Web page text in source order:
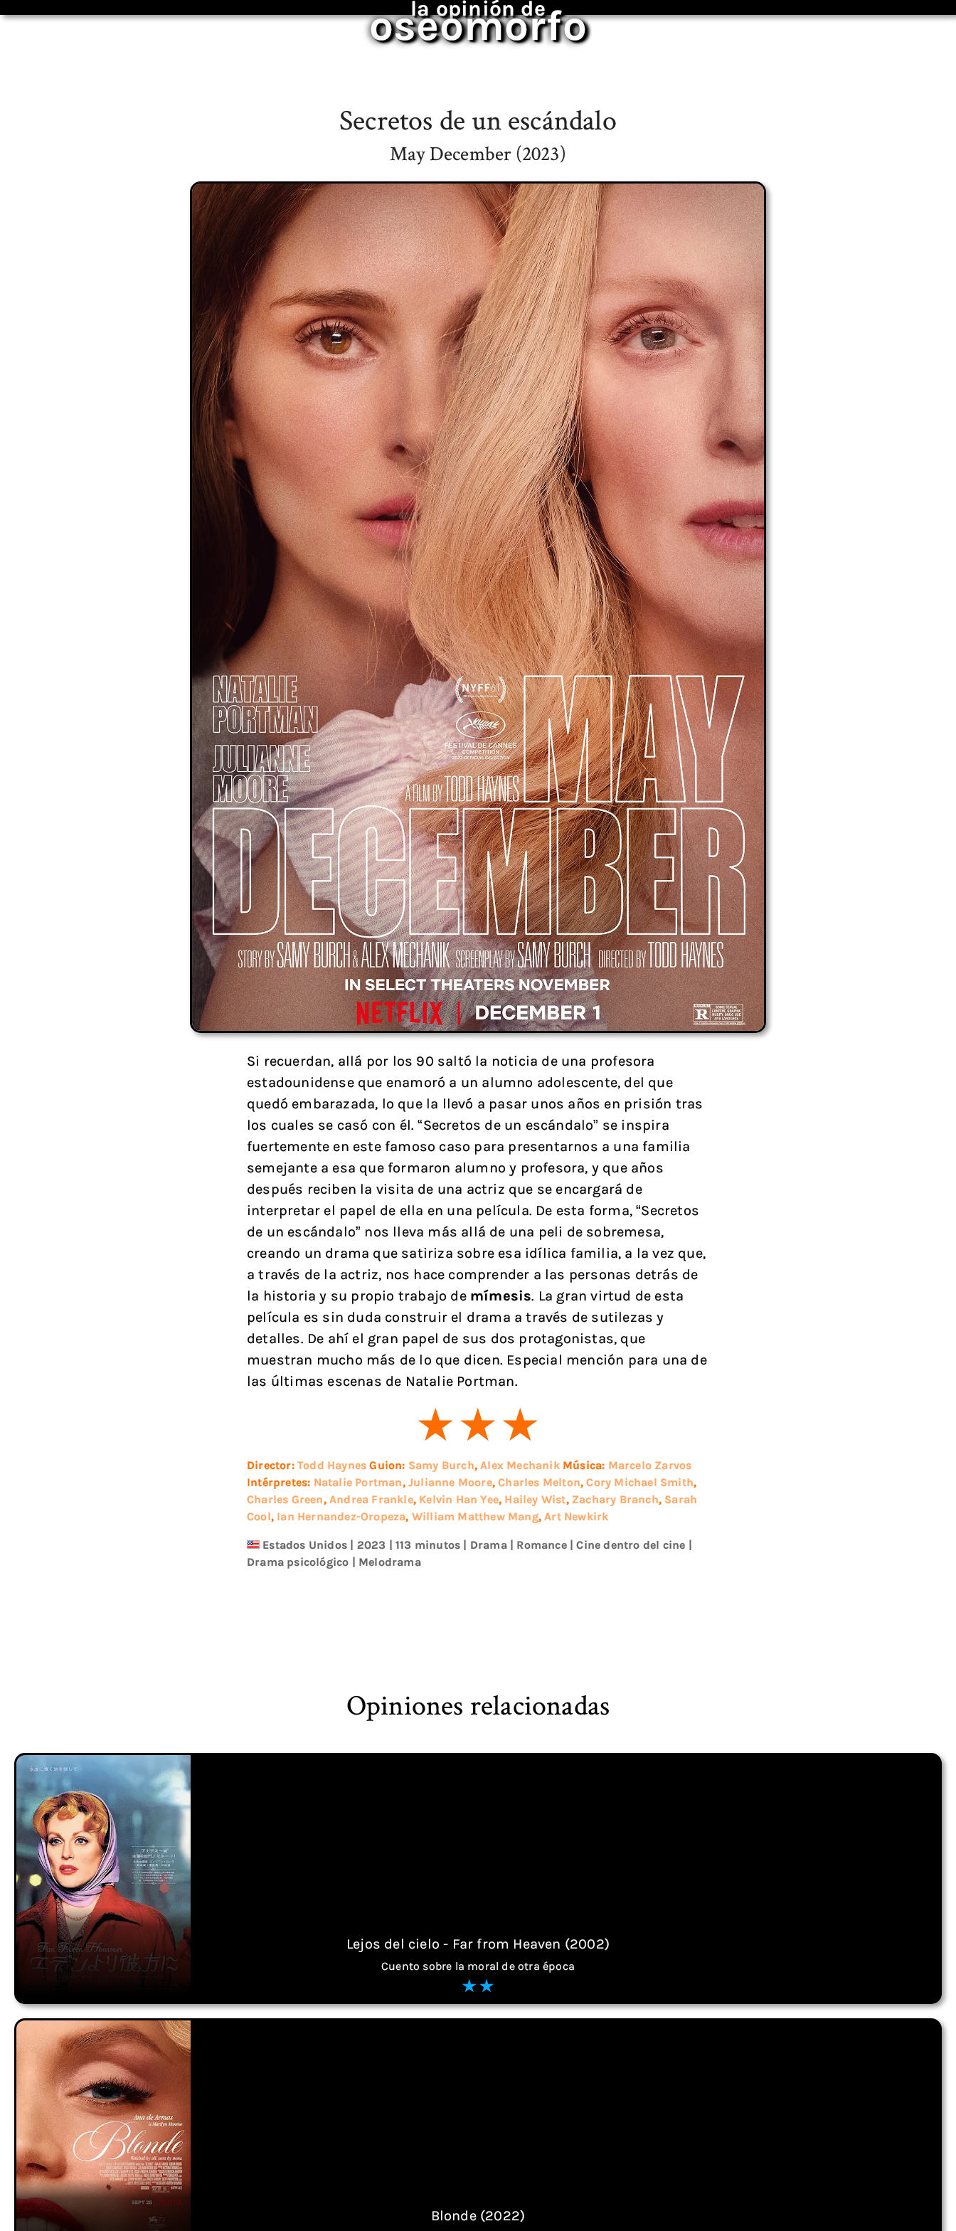
la opinión de
oseomorfo
Secretos de un escándalo
May December (2023)
Si recuerdan, allá por los 90 saltó la noticia de una profesora
estadounidense que enamoró a un alumno adolescente, del que
quedó embarazada, lo que la llevó a pasar unos años en prisión tras
los cuales se casó con él. “Secretos de un escándalo” se inspira
fuertemente en este famoso caso para presentarnos a una familia
semejante a esa que formaron alumno y profesora, y que años
después reciben la visita de una actriz que se encargará de
interpretar el papel de ella en una película. De esta forma, “Secretos
de un escándalo” nos lleva más allá de una peli de sobremesa,
creando un drama que satiriza sobre esa idílica familia, a la vez que,
a través de la actriz, nos hace comprender a las personas detrás de
la historia y su propio trabajo de mímesis. La gran virtud de esta
película es sin duda construir el drama a través de sutilezas y
detalles. De ahí el gran papel de sus dos protagonistas, que
muestran mucho más de lo que dicen. Especial mención para una de
las últimas escenas de Natalie Portman.
Director: Todd Haynes Guion: Samy Burch,Alex Mechanik Música: Marcelo Zarvos
Intérpretes: Natalie Portman,Julianne Moore,Charles Melton,Cory Michael Smith,
Charles Green,Andrea Frankle, Kelvin Han Yee, Hailey Wist, Zachary Branch, Sarah
Cool, Ian Hernandez-Oropeza, William Matthew Mang,Art Newkirk
Estados Unidos | 2023 | 113 minutos | Drama| Romance |Cine dentro del cine |
Drama psicológico | Melodrama
Opiniones relacionadas
Lejos del cielo - Far from Heaven (2002)
Cuento sobre la moral de otra época
Blonde (2022)